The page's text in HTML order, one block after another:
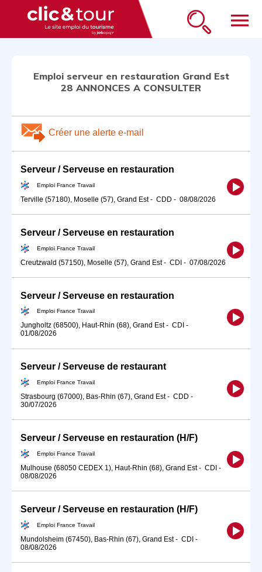
menu
Emploi serveur en restauration Grand Est
28 ANNONCES A CONSULTER
Créer une alerte e-mail
Serveur / Serveuse en restauration
Emploi France Travail
Terville (57180), Moselle (57), Grand Est- CDD - 08/08/2026
Serveur / Serveuse en restauration
Emploi France Travail
Creutzwald (57150), Moselle (57), Grand Est- CDI - 07/08/2026
Serveur / Serveuse en restauration
Emploi France Travail
Jungholtz (68500), Haut-Rhin (68), Grand Est- CDI -
01/08/2026
Serveur / Serveuse de restaurant
Emploi France Travail
Strasbourg (67000), Bas-Rhin (67), Grand Est- CDD -
30/07/2026
Serveur / Serveuse en restauration (H/F)
Emploi France Travail
Mulhouse (68050 CEDEX 1), Haut-Rhin (68), Grand Est- CDI -
08/08/2026
Serveur / Serveuse en restauration (H/F)
Emploi France Travail
Mundolsheim (67450), Bas-Rhin (67), Grand Est- CDI -
08/08/2026